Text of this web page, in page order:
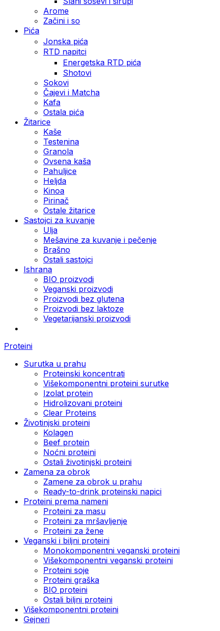
Arome
Začini i so
Pića
Jonska pića
RTD napitci
Energetska RTD pića
Shotovi
Sokovi
Čajevi i Matcha
Kafa
Ostala pića
Žitarice
Kaše
Testenina
Granola
Ovsena kaša
Pahuljice
Heljda
Kinoa
Pirinač
Ostale žitarice
Sastojci za kuvanje
Ulja
Mešavine za kuvanje i pečenje
Brašno
Ostali sastojci
Ishrana
BIO proizvodi
Veganski proizvodi
Proizvodi bez glutena
Proizvodi bez laktoze
Vegetarijanski proizvodi
Proteini
Surutka u prahu
Proteinski koncentrati
Višekomponentni proteini surutke
Izolat protein
Hidrolizovani proteini
Clear Proteins
Životinjski proteini
Kolagen
Beef protein
Noćni proteini
Ostali životinjski proteini
Zamena za obrok
Zamene za obrok u prahu
Ready-to-drink proteinski napici
Proteini prema nameni
Proteini za masu
Proteini za mršavljenje
Proteini za žene
Veganski i biljni proteini
Monokomponentni veganski proteini
Višekomponentni veganski proteini
Proteini soje
Proteini graška
BIO proteini
Ostali biljni proteini
Višekomponentni proteini
Gejneri